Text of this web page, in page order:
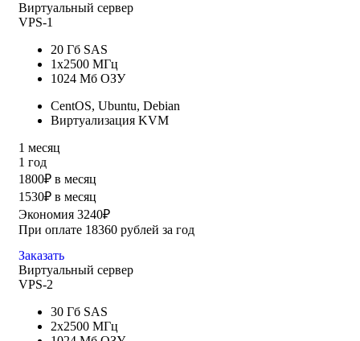
Виртуальный сервер
VPS-1
20 Гб SAS
1x2500 МГц
1024 Мб ОЗУ
CentOS, Ubuntu, Debian
Виртуализация KVM
1 месяц
1 год
1800₽ в месяц
1530₽ в месяц
Экономия 3240₽
При оплате 18360 рублей за год
Заказать
Виртуальный сервер
VPS-2
30 Гб SAS
2x2500 МГц